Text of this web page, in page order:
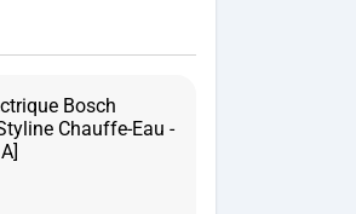
Bosch
Chauffe-Eau -